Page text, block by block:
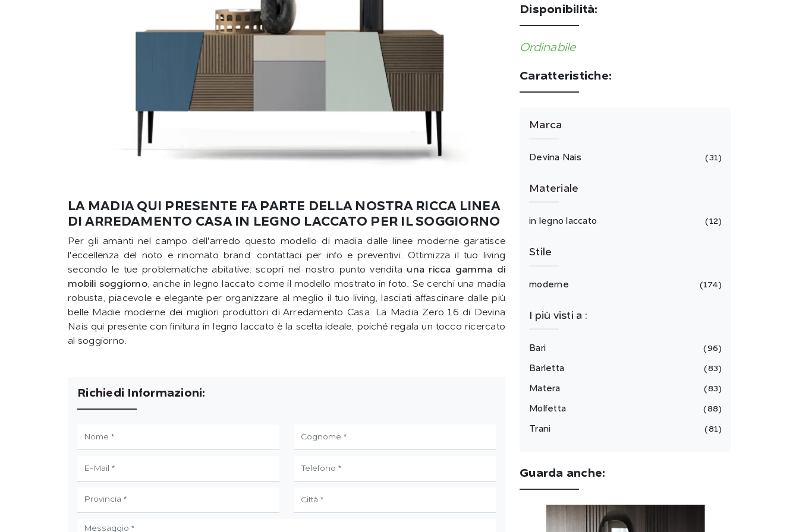
LA MADIA QUI PRESENTE FA PARTE DELLA NOSTRA RICCA LINEA
DI ARREDAMENTO CASA IN LEGNO LACCATO PER IL SOGGIORNO
Per gli amanti nel campo dell'arredo questo modello di madia dalle linee moderne garatisce
l'eccellenza del noto e rinomato brand: contattaci per info e preventivi. Ottimizza il tuo living
secondo le tue problematiche abitative: scopri nel nostro punto vendita una ricca gamma di
mobili soggiorno, anche in legno laccato come il modello mostrato in foto. Se cerchi una madia
robusta, piacevole e elegante per organizzare al meglio il tuo living, lasciati affascinare dalle più
belle Madie moderne dei migliori produttori di Arredamento Casa. La Madia Zero 16 di Devina
Nais qui presente con finitura in legno laccato è la scelta ideale, poiché regala un tocco ricercato
al soggiorno.
Richiedi Informazioni:
Disponibilità:
Ordinabile
Caratteristiche:
Marca
Devina Nais 31
Materiale
in legno laccato 12
Stile
moderne 174
I più visti a :
Bari 96
Barletta 83
Matera 83
Molfetta 88
Trani 81
Guarda anche: